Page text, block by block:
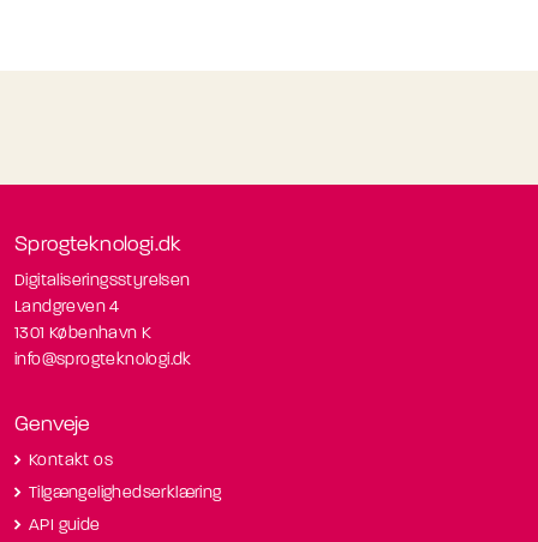
Sprogteknologi.dk
Digitaliseringsstyrelsen
Landgreven 4
1301 København K
info@sprogteknologi.dk
Genveje
Kontakt os
Tilgængelighedserklæring
API guide